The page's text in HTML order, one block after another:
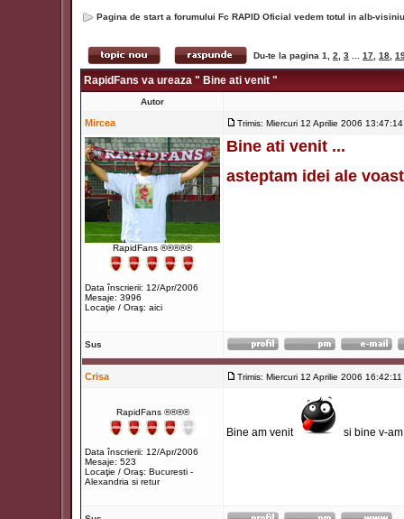
Pagina de start a forumului Fc RAPID Oficial vedem totul in alb-
Du-te la pagina 1 2 3 17 18
RapidFans va ureaza " Bine ati venit "
Autor
Mircea Trimis: Miercuri 12 Aprilie 2006 13:47:14
RapidFans ®®®®®
Data înscrierii: 12/Apr/2006
Mesaje: 3996
Locaţie / Oraş: aici
Bine ati venit ...
asteptam idei ale
Sus
Crisa Trimis: Miercuri 12 Aprilie 2006 16:42:11
RapidFans ®®®®
Data înscrierii: 12/Apr/2006
Mesaje: 523
Locaţie / Oraş: Bucuresti -
Alexandria si retur
Bine am venit si bine v-